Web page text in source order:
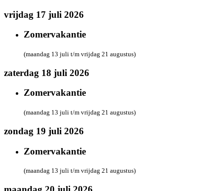
vrijdag 17 juli 2026
Zomervakantie
(maandag 13 juli t/m vrijdag 21 augustus)
zaterdag 18 juli 2026
Zomervakantie
(maandag 13 juli t/m vrijdag 21 augustus)
zondag 19 juli 2026
Zomervakantie
(maandag 13 juli t/m vrijdag 21 augustus)